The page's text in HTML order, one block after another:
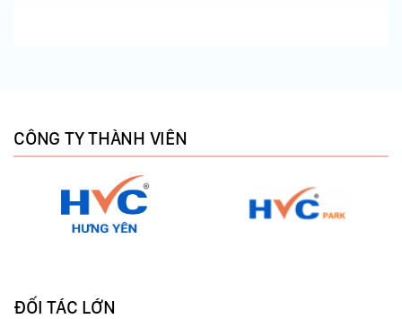
CÔNG TY THÀNH VIÊN
ĐỐI TÁC LỚN